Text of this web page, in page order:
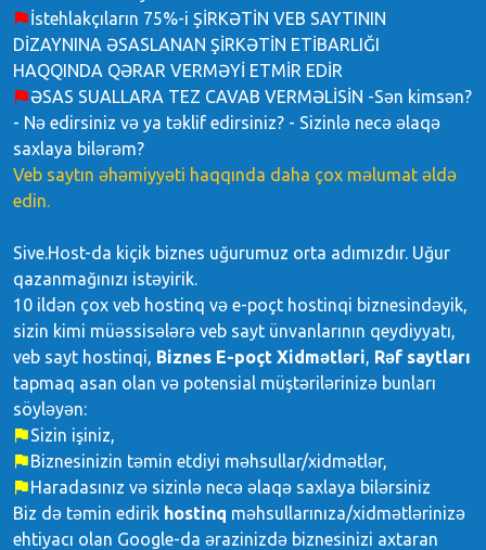
İstehlakçıların 75%-i ŞİRKƏTİN VEB SAYTININ
DİZAYNINA ƏSASLANAN ŞİRKƏTİN ETİBARLIĞI
HAQQINDA QƏRAR VERMƏYİ ETMİR EDİR
ƏSAS SUALLARA TEZ CAVAB VERMƏLİSİN -Sən kimsən?
- Nə edirsiniz və ya təklif edirsiniz? - Sizinlə necə əlaqə
saxlaya bilərəm?
Veb saytın əhəmiyyəti haqqında daha çox məlumat əldə
edin.
Sive.Host-da kiçik biznes uğurumuz orta adımızdır. Uğur
qazanmağınızı istəyirik.
10 ildən çox veb hostinq və e-poçt hostinqi biznesindəyik,
sizin kimi müəssisələrə veb sayt ünvanlarının qeydiyyatı,
veb sayt hostinqi, Biznes E-poçt Xidmətləri, Rəf saytları
tapmaq asan olan və potensial müştərilərinizə bunları
söyləyən:
Sizin işiniz,
Biznesinizin təmin etdiyi məhsullar/xidmətlər,
Haradasınız və sizinlə necə əlaqə saxlaya bilərsiniz
Biz də təmin edirik hostinq məhsullarınıza/xidmətlərinizə
ehtiyacı olan Google-da ərazinizdə biznesinizi axtaran